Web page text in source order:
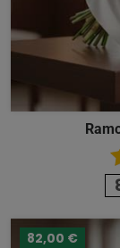
82,00 €